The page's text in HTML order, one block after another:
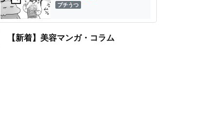
プチうつ
【新着】美容マンガ・コラム